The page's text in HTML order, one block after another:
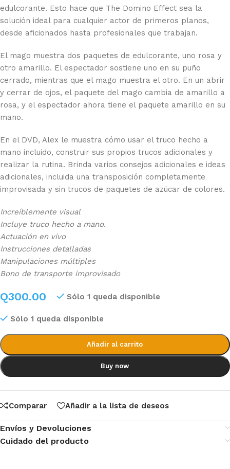
edulcorante. Esto hace que The Domino Effect sea la
solución ideal para cualquier actor de primeros planos,
desde aficionados hasta profesionales que trabajan.
El mago muestra dos paquetes de edulcorante, uno rosa y
otro amarillo. El espectador sostiene uno en su puño
cerrado, mientras que el mago muestra el otro. En un abrir
y cerrar de ojos, el paquete del mago cambia de amarillo a
rosa, y el espectador ahora tiene el paquete amarillo en su
mano.
En el DVD, Alex le muestra cómo usar el truco hecho a
mano incluido, construir sus propios trucos adicionales y
realizar la rutina. Brinda varios consejos adicionales e ideas
adicionales, incluida una transposición completamente
improvisada y sin trucos de paquetes de azúcar de colores.
Increíblemente visual
Incluye truco hecho a mano.
Actuación en vivo
Instrucciones detalladas
Manipulaciones múltiples
Bono de transporte improvisado
Q300.00 Sólo 1 queda disponible
Sólo 1 queda disponible
Añadir al carrito
Buy now
Comparar Añadir a la lista de deseos
Envíos y Devoluciones
Cuidado del producto